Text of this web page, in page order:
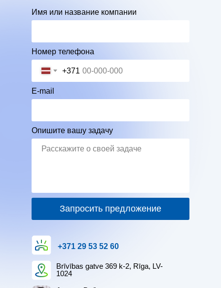
Имя или название компании
Номер телефона
+371
E-mail
Опишите вашу задачу
Запросить предложение
+371 29 53 52 60
Brīvības gatve 369 k-2, Rīga, LV-
1024